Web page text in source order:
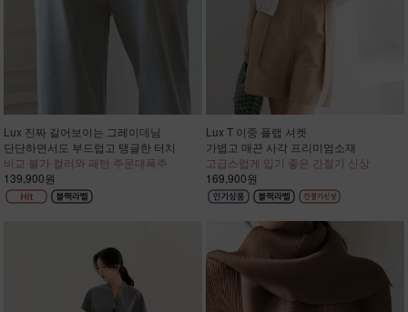
Lux 진짜 길어보이는 그레이데님
단단하면서도 부드럽고 탱글한 터치
비교 불가 컬러와 패턴 주문대폭주
139,900원
Lux T 이중 플랩 셔켓
가볍고 매끈 사각 프리미엄소재
고급스럽게 입기 좋은 간절기 신상
169,900원